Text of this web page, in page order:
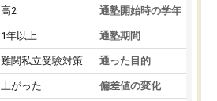
高2
1年以上
難関私立受験対策
上がった
通塾開始時の学年
通塾期間
通った目的
偏差値の変化